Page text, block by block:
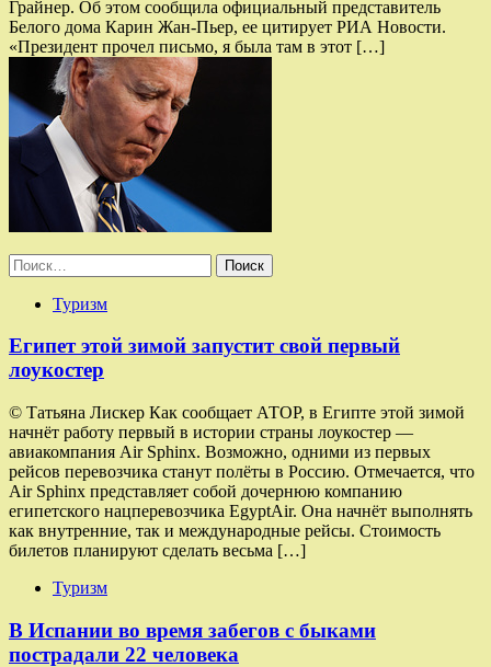
Грайнер. Об этом сообщила официальный представитель
Белого дома Карин Жан-Пьер, ее цитирует РИА Новости.
«Президент прочел письмо, я была там в этот […]
Найти:
Туризм
Египет этой зимой запустит свой первый
лоукостер
© Татьяна Лискер Как сообщает АТОР, в Египте этой зимой
начнёт работу первый в истории страны лоукостер —
авиакомпания Air Sphinx. Возможно, одними из первых
рейсов перевозчика станут полёты в Россию. Отмечается, что
Air Sphinx представляет собой дочернюю компанию
египетского нацперевозчика EgyptAir. Она начнёт выполнять
как внутренние, так и международные рейсы. Стоимость
билетов планируют сделать весьма […]
Туризм
В Испании во время забегов с быками
пострадали 22 человека